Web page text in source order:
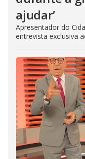
ajudar’
Apresentador do
entrevista exclusiva